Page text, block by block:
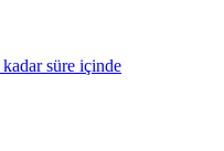
süre içinde